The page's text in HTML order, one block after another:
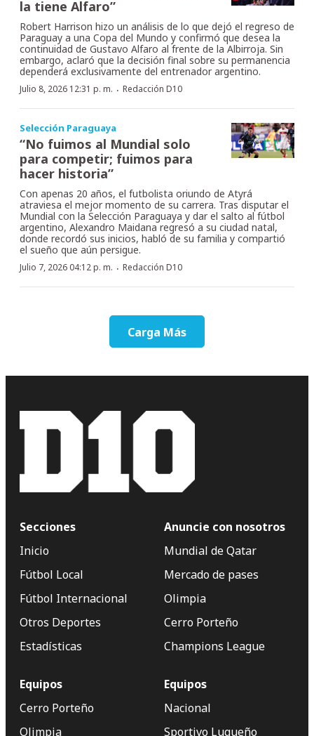
la tiene Alfaro”
Robert Harrison hizo un análisis de lo que dejó el regreso de
Paraguay a una Copa del Mundo y confirmó que desea la
continuidad de Gustavo Alfaro al frente de la Albirroja. Sin
embargo, aclaró que la decisión final sobre su permanencia
dependerá exclusivamente del entrenador argentino.
Julio 8, 2026 12:31 p. m. · Redacción D10
Selección Paraguaya
“No fuimos al Mundial solo
para competir; fuimos para
hacer historia”
Con apenas 20 años, el futbolista oriundo de Atyrá
atraviesa el mejor momento de su carrera. Tras disputar el
Mundial con la Selección Paraguaya y dar el salto al fútbol
argentino, Alexandro Maidana regresó a su ciudad natal,
donde recordó sus inicios, habló de su familia y compartió
el sueño que aún persigue.
Julio 7, 2026 04:12 p. m. · Redacción D10
Carga Más
Secciones
Inicio
Fútbol Local
Fútbol Internacional
Otros Deportes
Estadísticas
Anuncie con nosotros
Mundial de Qatar
Mercado de pases
Olimpia
Cerro Porteño
Champions League
Equipos
Cerro Porteño
Olimpia
Equipos
Nacional
Sportivo Luqueño